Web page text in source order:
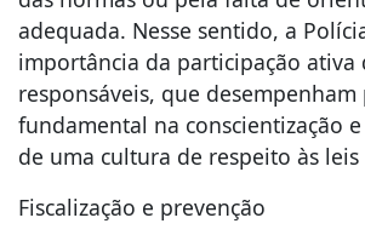
adequada. Nesse sentido, a
importância da participação ativa
responsáveis, que desempenham
fundamental na conscientização
de uma cultura de respeito às
Fiscalização e prevenção